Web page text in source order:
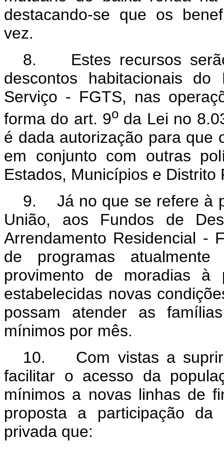
destacando-se que os
vez.
8. Estes recursos
descontos habitacionais
Serviço - FGTS, nas
forma do art. 9o da Lei no
é dada autorização para que
em conjunto com outras
Estados, Municípios e
9. Já no que se refere à
União, aos Fundos de
Arrendamento Residencial -
de programas
provimento de moradias à
estabelecidas novas
possam atender as
mínimos por mês.
10. Com vistas a suprir
facilitar o acesso da
mínimos a novas linhas de
proposta a participação
privada que: